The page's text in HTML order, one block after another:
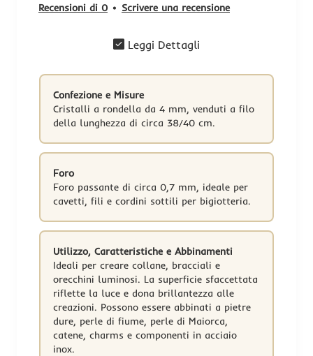
Leggi Dettagli
Confezione e Misure
Cristalli a rondella da 4 mm, venduti a filo
della lunghezza di circa 38/40 cm.
Foro
Foro passante di circa 0,7 mm, ideale per
cavetti, fili e cordini sottili per bigiotteria.
Utilizzo, Caratteristiche e Abbinamenti
Ideali per creare collane, bracciali e
orecchini luminosi. La superficie sfaccettata
riflette la luce e dona brillantezza alle
creazioni. Possono essere abbinati a pietre
dure, perle di fiume, perle di Maiorca,
catene, charms e componenti in acciaio
inox.
Recensioni di 0 • Scrivere una recensione